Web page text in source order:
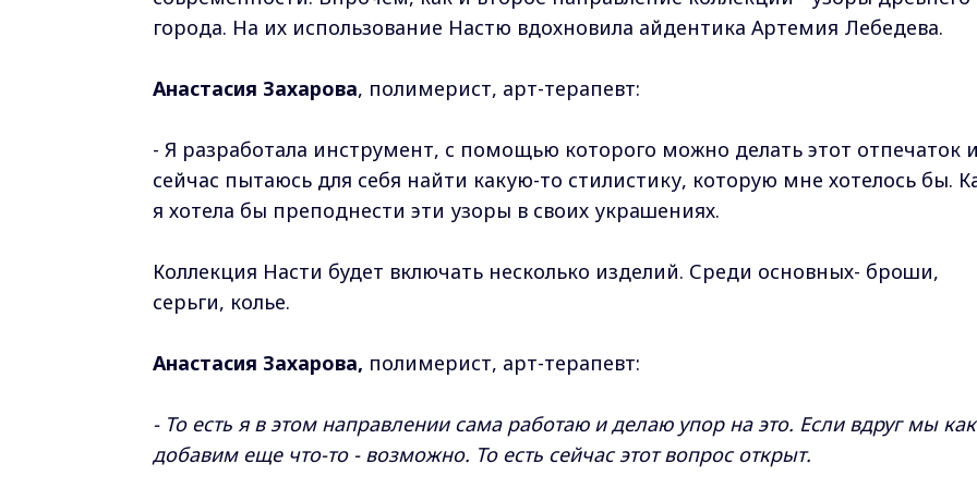
города. На их использование Настю вдохновила айдентика Артемия Лебедева.
Анастасия Захарова, полимерист, арт-терапевт:
- Я разработала инструмент, с помощью которого можно делать этот отпечаток и
сейчас пытаюсь для себя найти какую-то стилистику, которую мне хотелось бы.
я хотела бы преподнести эти узоры в своих украшениях.
Коллекция Насти будет включать несколько изделий. Среди основных- броши,
серьги, колье.
Анастасия Захарова, полимерист, арт-терапевт:
- То есть я в этом направлении сама работаю и делаю упор на это. Если вдруг мы
добавим еще что-то - возможно. То есть сейчас этот вопрос открыт.